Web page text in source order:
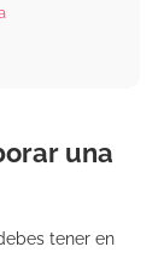
una
tener en